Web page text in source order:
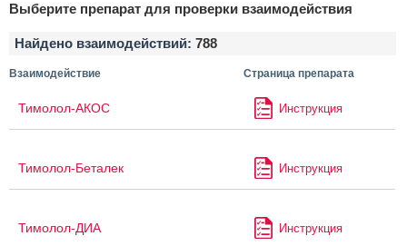
Выберите препарат для проверки взаимодействия
Найдено взаимодействий: 788
Взаимодействие Страница препарата
Тимолол-АКОС Инструкция
Тимолол-Беталек Инструкция
Тимолол-ДИА Инструкция